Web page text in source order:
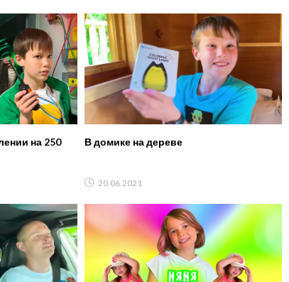
на 250
В домике на дереве
20.06.2021